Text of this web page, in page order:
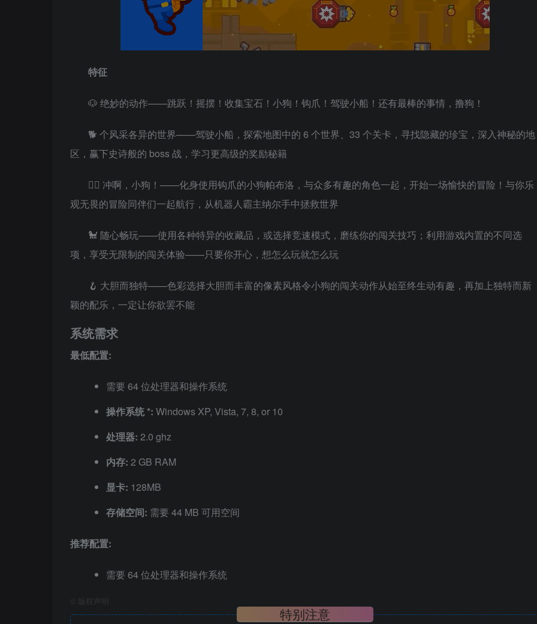
特征
🐶 绝妙的动作——跳跃！摇摆！收集宝石！小狗！钩爪！驾驶小船！还有最棒的事情，撸狗！
🐕 个风采各异的世界——驾驶小船，探索地图中的 6 个世界、33 个关卡，寻找隐藏的珍宝，深入神秘的地
区，赢下史诗般的 boss 战，学习更高级的奖励秘籍
🐕‍🦺 冲啊，小狗！——化身使用钩爪的小狗帕布洛，与众多有趣的角色一起，开始一场愉快的冒险！与你乐
观无畏的冒险同伴们一起航行，从机器人霸主纳尔手中拯救世界
🐩 随心畅玩——使用各种特异的收藏品，或选择竞速模式，磨练你的闯关技巧；利用游戏内置的不同选
项，享受无限制的闯关体验——只要你开心，想怎么玩就怎么玩
🪝 大胆而独特——色彩选择大胆而丰富的像素风格令小狗的闯关动作从始至终生动有趣，再加上独特而新
颖的配乐，一定让你欲罢不能
系统需求
最低配置:
需要 64 位处理器和操作系统
操作系统 *: Windows XP, Vista, 7, 8, or 10
处理器: 2.0 ghz
内存: 2 GB RAM
显卡: 128MB
存储空间: 需要 44 MB 可用空间
推荐配置:
需要 64 位处理器和操作系统
版权声明
特别注意